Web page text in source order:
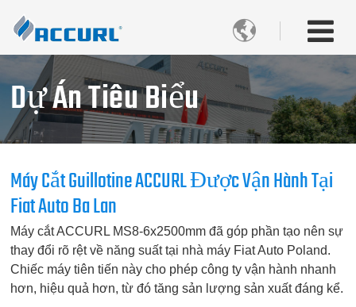

Dự Án Tiêu Biểu
Máy Cắt Guillotine ACCURL Được Vận Hành Tại
Fiat Auto Ba Lan
Máy cắt ACCURL MS8-6x2500mm đã góp phần tạo nên sự
thay đổi rõ rệt về năng suất tại nhà máy Fiat Auto Poland.
Chiếc máy tiên tiến này cho phép công ty vận hành nhanh
hơn, hiệu quả hơn, từ đó tăng sản lượng sản xuất đáng kể.